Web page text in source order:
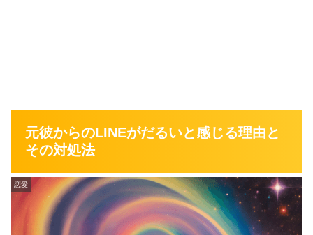
元彼からのLINEがだるいと感じる理由と
その対処法
恋愛